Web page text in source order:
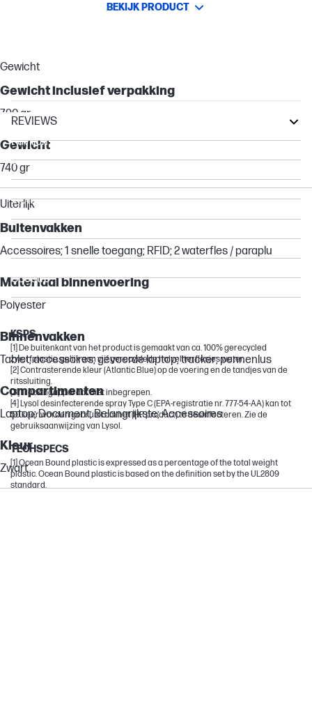
BEKIJK PRODUCT
Gewicht
Gewicht inclusief verpakking
790 gr
Gewicht
740 gr
Uiterlijk
Buitenvakken
Accessoires; 1 snelle toegang; RFID; 2 waterfles / paraplu
Materiaal binnenvoering
Polyester
Binnenvakken
Tablet; accessoires; gevoerde laptop; tracker; pennenlus
Compartimenten
Laptop; Document; Belangrijkste; Accessoires
Kleur
Zwart
REVIEWS
Pavilion
Chromebook
Other compatible products
Victus by HP
Essential
Envy
OMEN
Spectre
OMEN by HP
KSPS
[1] De buitenkant van het product is gemaakt van ca. 100% gerecycled
zwerfplastic, gelijk aan vijf gerecyclede halveliterflesjes water.
[2] Contrasterende kleur (Atlantic Blue) op de voering en de tandjes van de
ritssluiting.
[3] Trackingapparaat niet inbegrepen.
[4] Lysol desinfecterende spray Type C (EPA-registratie nr. 777-54-AA) kan tot
50 keer worden gebruikt om het (HP product) te desinfecteren. Zie de
gebruiksaanwijzing van Lysol.
TECHSPECS
[1] Ocean Bound plastic is expressed as a percentage of the total weight
plastic. Ocean Bound plastic is based on the definition set by the UL2809
standard.